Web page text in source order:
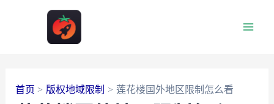
首页 版权地域限制 莲花楼国外地区限制怎么看